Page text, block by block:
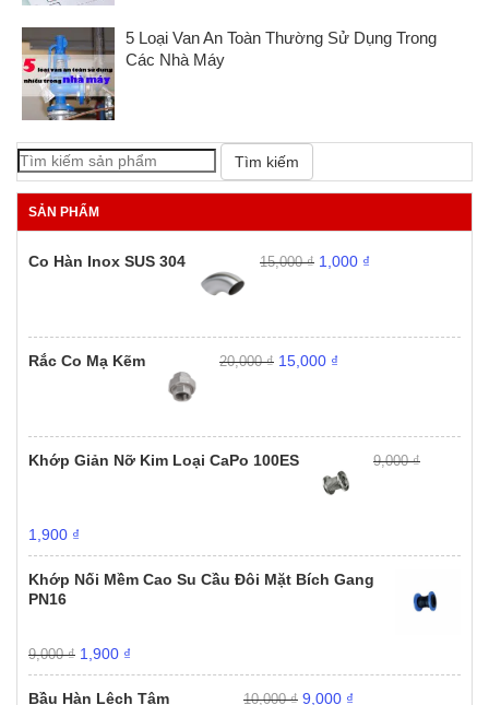
5 Loại Van An Toàn Thường Sử Dụng Trong
Các Nhà Máy
Tìm kiếm
SẢN PHẨM
Co Hàn Inox SUS 304 15,000₫
Giá
gốc
1,000 ₫
Rắc Co Mạ Kẽm
20,000₫
Giá
gốc
15,000 ₫
Khớp Giản Nỡ Kim Loại CaPo 100ES
9,000₫
Giá
gốc
là:
9,000 ₫.
1,900 ₫
hiện
tại
Khớp Nối Mềm Cao Su Cầu Đôi Mặt Bích Gang
PN16
9,000₫ Giá
gốc
là:
1,900 ₫
hiện
tại
Bầu Hàn Lệch Tâm 10,000₫
Giá
9,000 ₫